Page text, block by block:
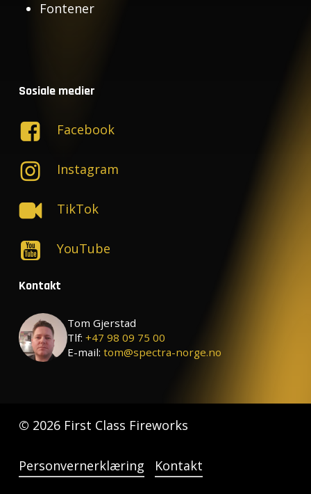
Fontener
Sosiale medier
Facebook
Instagram
TikTok
YouTube
Kontakt
Tom Gjerstad
Tlf: +47 98 09 75 00
E-mail: tom@spectra-norge.no
© 2026First Class Fireworks
Personvernerklæring Kontakt